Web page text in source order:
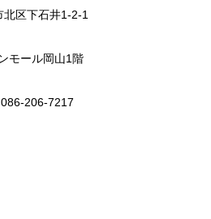
北区下石井1-2-1
モール岡山1階
206-7217